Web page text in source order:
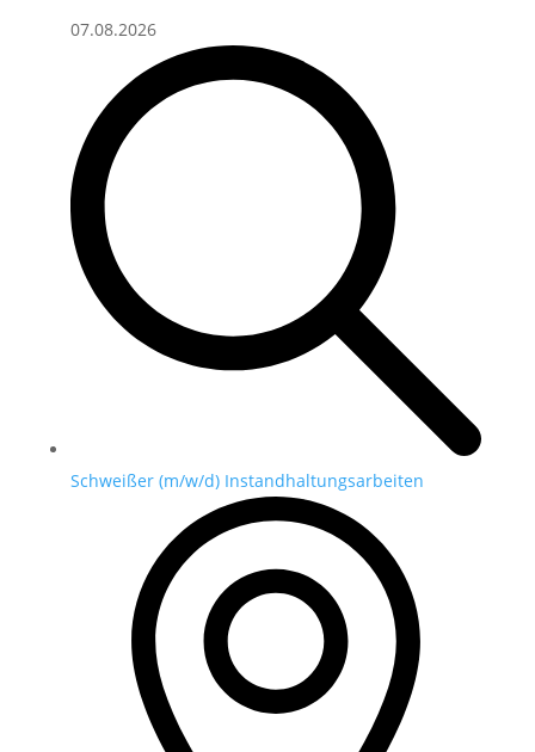
07.08.2026
Schweißer (m/w/d) Instandhaltungsarbeiten